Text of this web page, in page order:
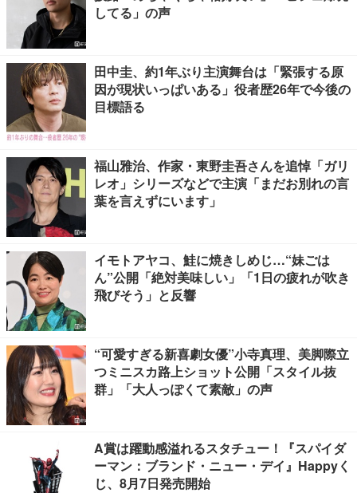
してる」の声
田中圭、約1年ぶり主演舞台は「緊張する原
因が現状いっぱいある」役者歴26年で今後の
目標語る
福山雅治、作家・東野圭吾さんを追悼「ガリ
レオ」シリーズなどで主演「まだお別れの言
葉を言えずにいます」
イモトアヤコ、鮭に焼きしめじ…“妹ごは
ん”公開「絶対美味しい」「1日の疲れが吹き
飛びそう」と反響
“可愛すぎる新喜劇女優”小寺真理、美脚際立
つミニスカ路上ショット公開「スタイル抜
群」「大人っぽくて素敵」の声
A賞は躍動感溢れるスタチュー！『スパイダ
ーマン：ブランド・ニュー・デイ』Happyく
じ、8月7日発売開始